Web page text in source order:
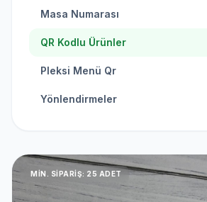
Masa Numarası
QR Kodlu Ürünler
Pleksi Menü Qr
Yönlendirmeler
MIN. SIPARIŞ: 25 ADET